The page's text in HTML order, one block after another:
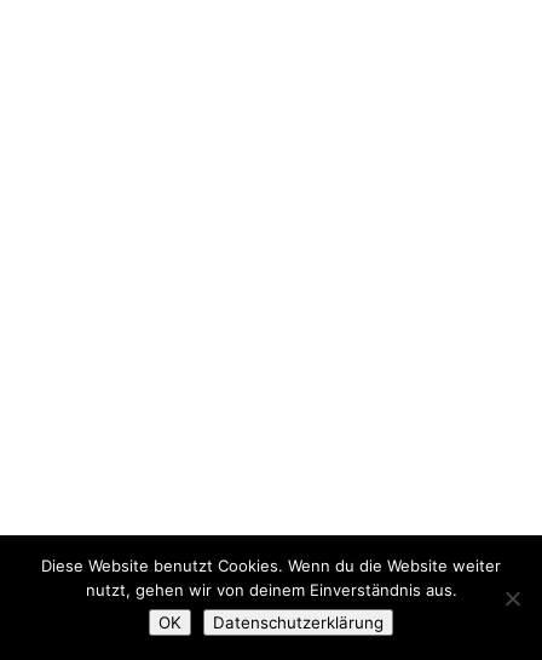
Diese Website benutzt Cookies. Wenn du die Website weiter
nutzt, gehen wir von deinem Einverständnis aus.
OK
Datenschutzerklärung